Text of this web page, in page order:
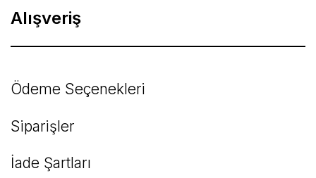
Alışveriş
Ödeme Seçenekleri
Siparişler
İade Şartları